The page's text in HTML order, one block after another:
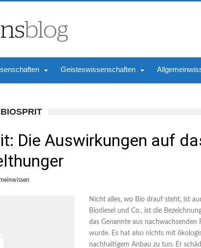
Geisteswissenschaften
Die Auswirkungen auf
Nicht alles, wo Bio drauf steht, ist
Biodiesel und Co., ist die
das Genannte aus nachwachsenden
wurde. Es hat also nichts mit
nachhaltigem Anbau zu tun. Er